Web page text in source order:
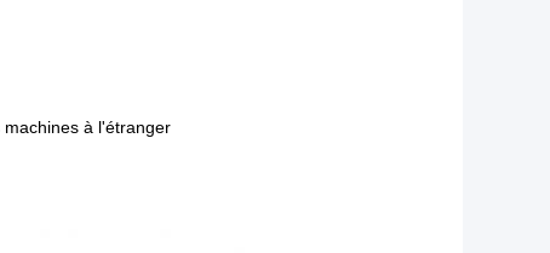
à l'étranger